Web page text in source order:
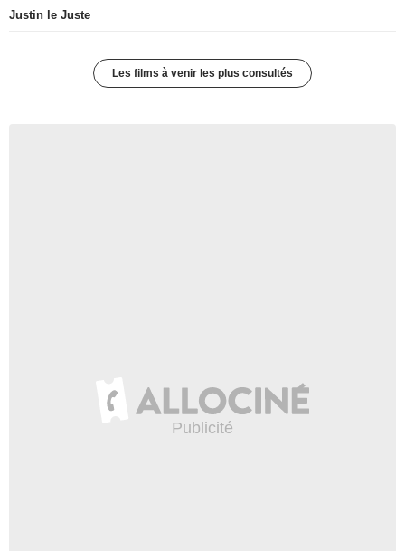
Justin le Juste
Les films à venir les plus consultés